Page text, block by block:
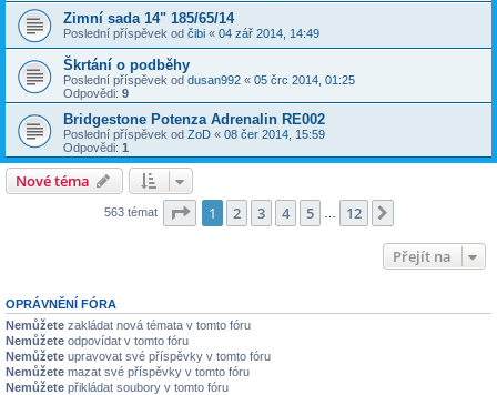
Zimní sada 14" 185/65/14
Poslední příspěvek od čibi « 04 zář 2014, 14:49
Škrtání o podběhy
Poslední příspěvek od dusan992 « 05 črc 2014, 01:25
Odpovědi: 9
Bridgestone Potenza Adrenalin RE002
Poslední příspěvek od ZoD « 08 čer 2014, 15:59
Odpovědi: 1
Nové téma
563 témat Stránka z 12
1 2 3 4 5 12
Přejít na
OPRÁVNĚNÍ FÓRA
Nemůžete zakládat nová témata v tomto fóru
Nemůžete odpovídat v tomto fóru
Nemůžete upravovat své příspěvky v tomto fóru
Nemůžete mazat své příspěvky v tomto fóru
Nemůžete přikládat soubory v tomto fóru